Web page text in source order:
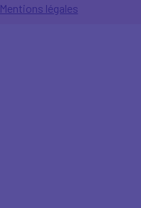
Mentions légales